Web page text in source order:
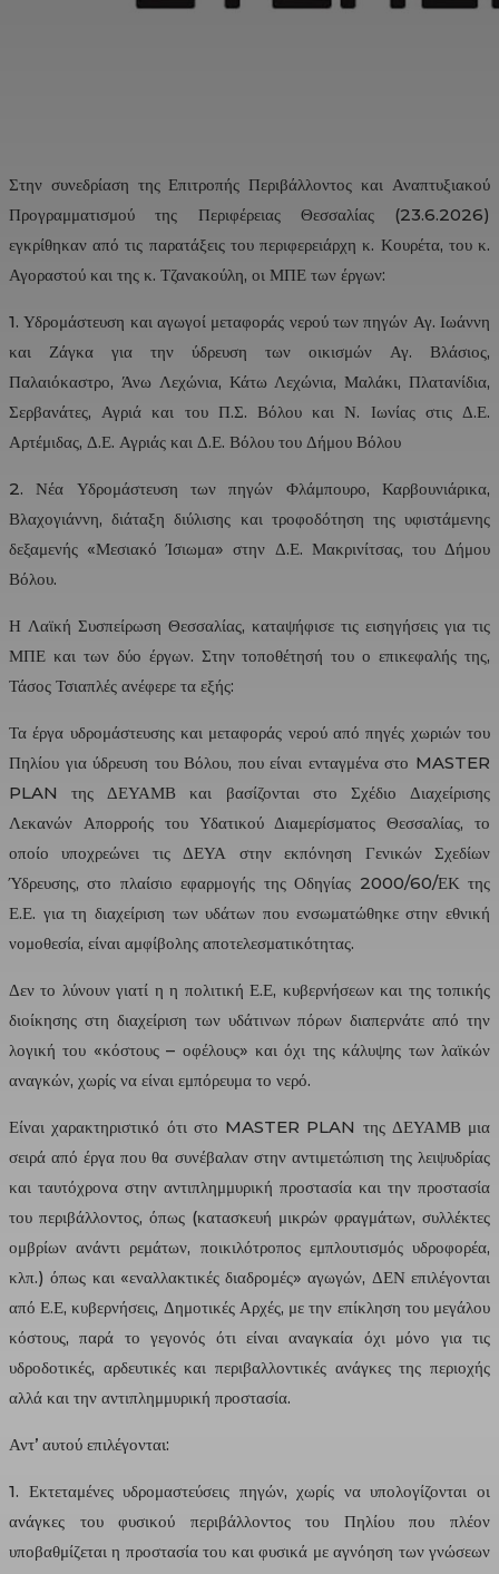
Στην συνεδρίαση της Επιτροπής Περιβάλλοντος και Αναπτυξιακού
Προγραμματισμού της Περιφέρειας Θεσσαλίας (23.6.2026)
εγκρίθηκαν από τις παρατάξεις του περιφερειάρχη κ. Κουρέτα, του κ.
Αγοραστού και της κ. Τζανακούλη, οι ΜΠΕ των έργων:
1. Υδρομάστευση και αγωγοί μεταφοράς νερού των πηγών Αγ. Ιωάννη
και Ζάγκα για την ύδρευση των οικισμών Αγ. Βλάσιος,
Παλαιόκαστρο, Άνω Λεχώνια, Κάτω Λεχώνια, Μαλάκι, Πλατανίδια,
Σερβανάτες, Αγριά και του Π.Σ. Βόλου και Ν. Ιωνίας στις Δ.Ε.
Αρτέμιδας, Δ.Ε. Αγριάς και Δ.Ε. Βόλου του Δήμου Βόλου
2. Νέα Υδρομάστευση των πηγών Φλάμπουρο, Καρβουνιάρικα,
Βλαχογιάννη, διάταξη διύλισης και τροφοδότηση της υφιστάμενης
δεξαμενής «Μεσιακό Ίσιωμα» στην Δ.Ε. Μακρινίτσας, του Δήμου
Βόλου.
Η Λαϊκή Συσπείρωση Θεσσαλίας, καταψήφισε τις εισηγήσεις για τις
ΜΠΕ και των δύο έργων. Στην τοποθέτησή του ο επικεφαλής της,
Τάσος Τσιαπλές ανέφερε τα εξής:
Τα έργα υδρομάστευσης και μεταφοράς νερού από πηγές χωριών του
Πηλίου για ύδρευση του Βόλου, που είναι ενταγμένα στο MASTER
PLAN της ΔΕΥΑΜΒ και βασίζονται στο Σχέδιο Διαχείρισης
Λεκανών Απορροής του Υδατικού Διαμερίσματος Θεσσαλίας, το
οποίο υποχρεώνει τις ΔΕΥΑ στην εκπόνηση Γενικών Σχεδίων
Ύδρευσης, στο πλαίσιο εφαρμογής της Οδηγίας 2000/60/ΕΚ της
Ε.Ε. για τη διαχείριση των υδάτων που ενσωματώθηκε στην εθνική
νομοθεσία, είναι αμφίβολης αποτελεσματικότητας.
Δεν το λύνουν γιατί η η πολιτική Ε.Ε, κυβερνήσεων και της τοπικής
διοίκησης στη διαχείριση των υδάτινων πόρων διαπερνάτε από την
λογική του «κόστους – οφέλους» και όχι της κάλυψης των λαϊκών
αναγκών, χωρίς να είναι εμπόρευμα το νερό.
Είναι χαρακτηριστικό ότι στο MASTER PLAN της ΔΕΥΑΜΒ μια
σειρά από έργα που θα συνέβαλαν στην αντιμετώπιση της λειψυδρίας
και ταυτόχρονα στην αντιπλημμυρική προστασία και την προστασία
του περιβάλλοντος, όπως (κατασκευή μικρών φραγμάτων, συλλέκτες
ομβρίων ανάντι ρεμάτων, ποικιλότροπος εμπλουτισμός υδροφορέα,
κλπ.) όπως και «εναλλακτικές διαδρομές» αγωγών, ΔΕΝ επιλέγονται
από Ε.Ε, κυβερνήσεις, Δημοτικές Αρχές, με την επίκληση του μεγάλου
κόστους, παρά το γεγονός ότι είναι αναγκαία όχι μόνο για τις
υδροδοτικές, αρδευτικές και περιβαλλοντικές ανάγκες της περιοχής
αλλά και την αντιπλημμυρική προστασία.
Αντ’ αυτού επιλέγονται:
1. Εκτεταμένες υδρομαστεύσεις πηγών, χωρίς να υπολογίζονται οι
ανάγκες του φυσικού περιβάλλοντος του Πηλίου που πλέον
υποβαθμίζεται η προστασία του και φυσικά με αγνόηση των γνώσεων